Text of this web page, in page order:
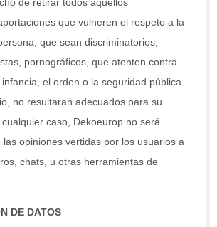
que vulneren el respeto a la
que sean discriminatorios,
pornográficos, que atenten contra
el orden o la seguridad pública
no resultaran adecuados para su
caso, Dekoeurop no será
las opiniones vertidas por los usuarios a
chats, u otras herramientas de
DE DATOS